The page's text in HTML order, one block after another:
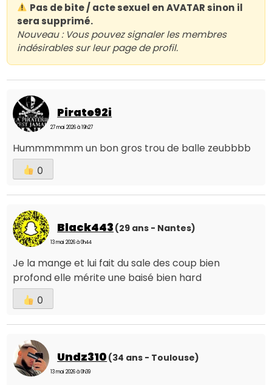
Pas de bite / acte sexuel en AVATAR sinon il
sera supprimé.
Nouveau : Vous pouvez signaler les membres
indésirables sur leur page de profil.
Pirate92i
27 mai 2026 à 19h27
Hummmmmm un bon gros trou de balle zeubbbb
0
Black443 (29 ans - Nantes)
13 mai 2026 à 0h44
Je la mange et lui fait du sale des coup bien
profond elle mérite une baisé bien hard
0
Undz310 (34 ans - Toulouse)
13 mai 2026 à 0h39